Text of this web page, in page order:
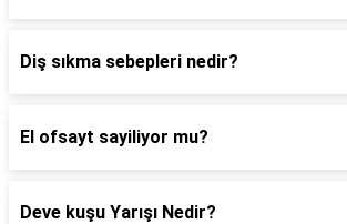
Diş sıkma sebepleri nedir?
El ofsayt sayiliyor mu?
Deve kuşu Yarışı Nedir?